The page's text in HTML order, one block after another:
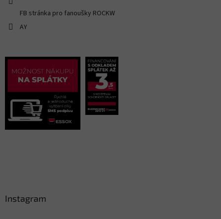
FB stránka pro fanoušky ROCKW
AY
Instagram